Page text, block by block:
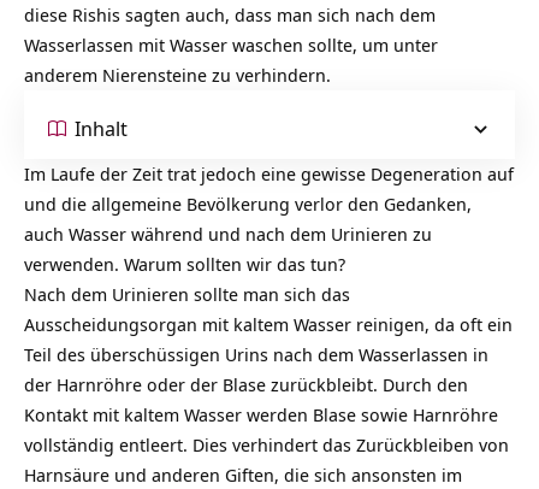
diese Rishis sagten auch, dass man sich nach dem
Wasserlassen mit Wasser waschen sollte, um unter
anderem Nierensteine zu verhindern.
Inhalt
Im Laufe der Zeit trat jedoch eine gewisse Degeneration auf
und die allgemeine Bevölkerung verlor den Gedanken,
auch Wasser während und nach dem Urinieren zu
verwenden. Warum sollten wir das tun?
Nach dem Urinieren sollte man sich das
Ausscheidungsorgan mit kaltem Wasser reinigen, da oft ein
Teil des überschüssigen Urins nach dem Wasserlassen in
der Harnröhre oder der Blase zurückbleibt. Durch den
Kontakt mit kaltem Wasser werden Blase sowie Harnröhre
vollständig entleert. Dies verhindert das Zurückbleiben von
Harnsäure und anderen Giften, die sich ansonsten im